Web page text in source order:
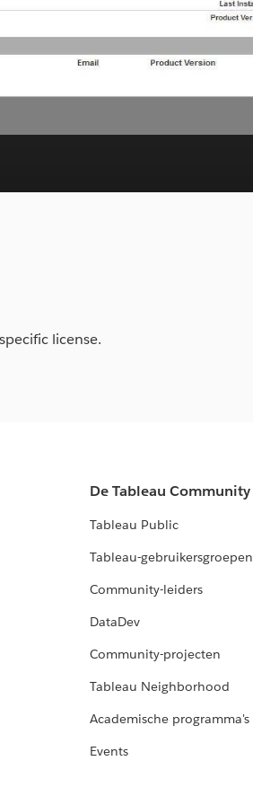
license.
De Tableau Community
Tableau Public
Tableau-gebruikersgroepen
Community-leiders
DataDev
Community-projecten
Tableau Neighborhood
Academische programma's
Events